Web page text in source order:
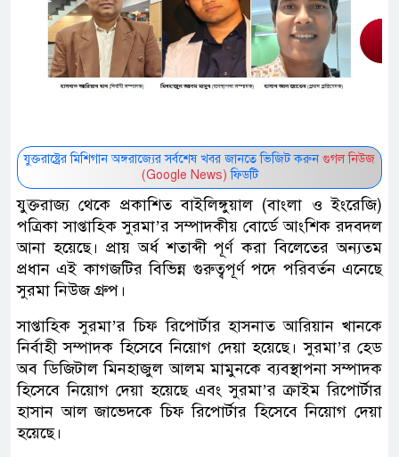
যুক্তরাষ্ট্রের মিশিগান অঙ্গরাজ্যের সর্বশেষ খবর জানতে ভিজিট করুন গুগল নিউজ
(Google News) ফিডটি
যুক্তরাজ্য থেকে প্রকাশিত বাইলিঙ্গুয়াল (বাংলা ও ইংরেজি)
পত্রিকা সাপ্তাহিক সুরমা’র সম্পাদকীয় বোর্ডে আংশিক রদবদল
আনা হয়েছে। প্রায় অর্ধ শতাব্দী পূর্ণ করা বিলেতের অন্যতম
প্রধান এই কাগজটির বিভিন্ন গুরুত্বপূর্ণ পদে পরিবর্তন এনেছে
সুরমা নিউজ গ্রুপ।
সাপ্তাহিক সুরমা’র চিফ রিপোর্টার হাসনাত আরিয়ান খানকে
নির্বাহী সম্পাদক হিসেবে নিয়োগ দেয়া হয়েছে। সুরমা’র হেড
অব ডিজিটাল মিনহাজুল আলম মামুনকে ব্যবস্থাপনা সম্পাদক
হিসেবে নিয়োগ দেয়া হয়েছে এবং সুরমা’র ক্রাইম রিপোর্টার
হাসান আল জাভেদকে চিফ রিপোর্টার হিসেবে নিয়োগ দেয়া
হয়েছে।